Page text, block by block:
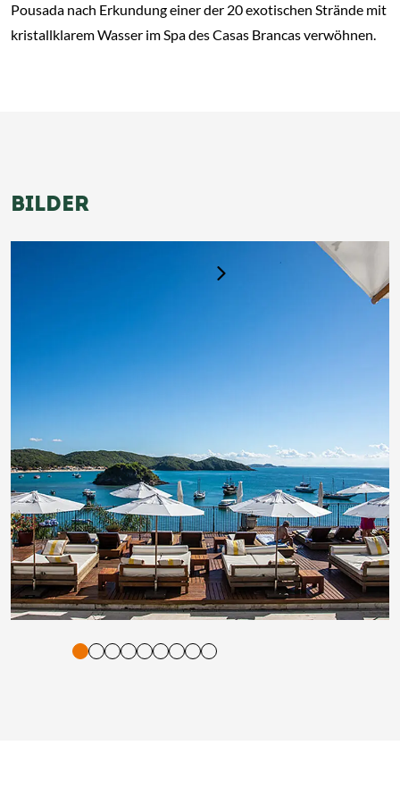
Pousada nach Erkundung einer der 20 exotischen Strände mit
kristallklarem Wasser im Spa des Casas Brancas verwöhnen.
BILDER
und Vorlesen der Inhalte mit Leertaste oder Tabulator-